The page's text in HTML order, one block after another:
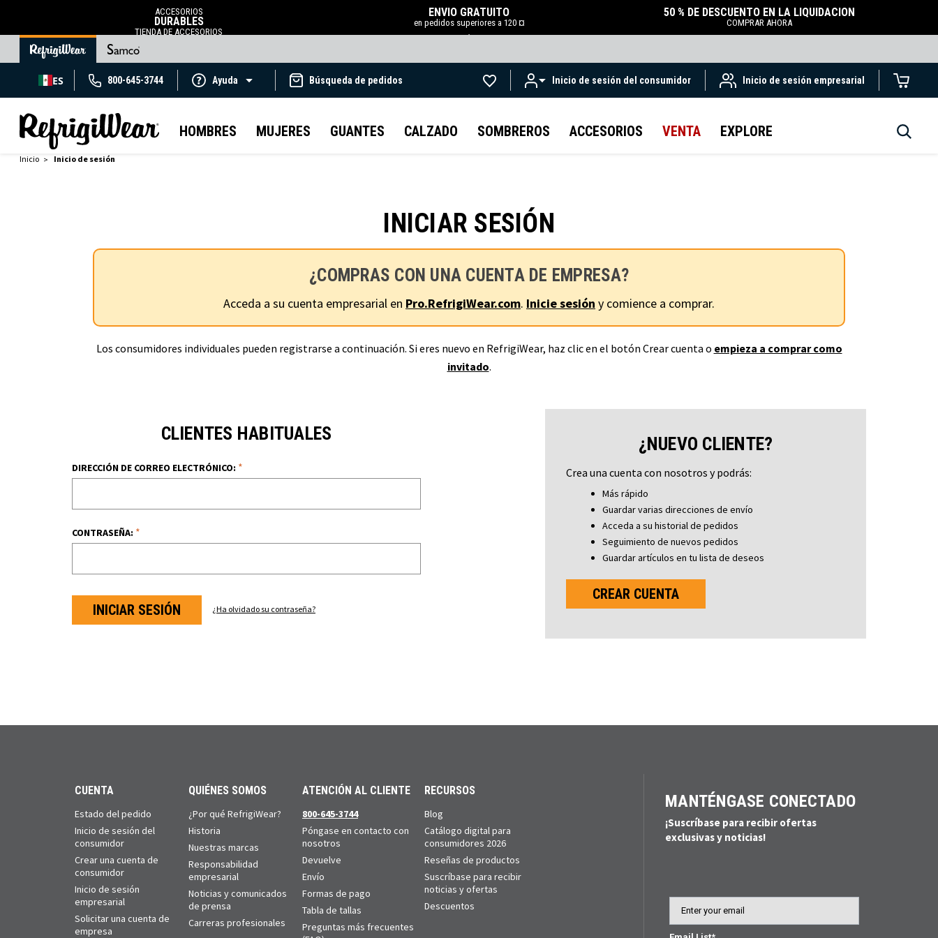
ACCESORIOS
DURABLES
TIENDA DE ACCESORIOS
ENVÍO GRATUITO
en pedidos superiores a 120 ¤
.
50 % DE DESCUENTO EN LA LIQUIDACIÓN
COMPRAR AHORA
ES 800-645-3744 Ayuda Búsqueda de pedidos Inicio de sesión del consumidor Inicio de sesión empresarial
HOMBRES MUJERES GUANTES CALZADO SOMBREROS ACCESORIOS VENTA EXPLORE
Inicio Inicio de sesión
INICIAR SESIÓN
¿COMPRAS CON UNA CUENTA DE EMPRESA?
Acceda a su cuenta empresarial en Pro.RefrigiWear.com. Inicie sesión y comience a comprar.
Los consumidores individuales pueden registrarse a continuación. Si eres nuevo en RefrigiWear, haz clic en el botón Crear cuenta o empieza a comprar como
invitado.
CLIENTES HABITUALES
DIRECCIÓN DE CORREO ELECTRÓNICO: *
CONTRASEÑA: *
¿Ha olvidado su contraseña?
¿NUEVO CLIENTE?
Crea una cuenta con nosotros y podrás:
Más rápido
Guardar varias direcciones de envío
Acceda a su historial de pedidos
Seguimiento de nuevos pedidos
Guardar artículos en tu lista de deseos
CREAR CUENTA
CUENTA
Estado del pedido
Inicio de sesión del
consumidor
Crear una cuenta de
consumidor
Inicio de sesión
empresarial
Solicitar una cuenta de
empresa
QUIÉNES SOMOS
¿Por qué RefrigiWear?
Historia
Nuestras marcas
Responsabilidad
empresarial
Noticias y comunicados
de prensa
Carreras profesionales
ATENCIÓN AL CLIENTE
800-645-3744
Póngase en contacto con
nosotros
Devuelve
Envío
Formas de pago
Tabla de tallas
Preguntas más frecuentes
RECURSOS
Blog
Catálogo digital para
consumidores 2026
Reseñas de productos
Suscríbase para recibir
noticias y ofertas
Descuentos
MANTÉNGASE CONECTADO
¡Suscríbase para recibir ofertas
exclusivas y noticias!